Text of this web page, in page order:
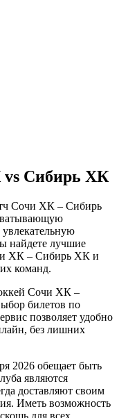
vs Сибирь ХК
Сочи ХК – Сибирь
найдете лучшие
ХК – Сибирь ХК и
команд.
Сочи ХК –
билетов по
позволяет удобно
без лишних
2026 обещает быть
являются
доставляют своим
Иметь возможность
для всех